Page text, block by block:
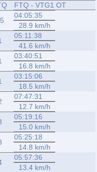
FTQ - VTG1 OT
04:05:35
28.9 km/h
05:11:38
41.6 km/h
03:40:51
16.8 km/h
03:15:06
18.5 km/h
07:47:31
12.7 km/h
05:19:16
15.0 km/h
05:25:18
14.8 km/h
05:57:36
13.4 km/h